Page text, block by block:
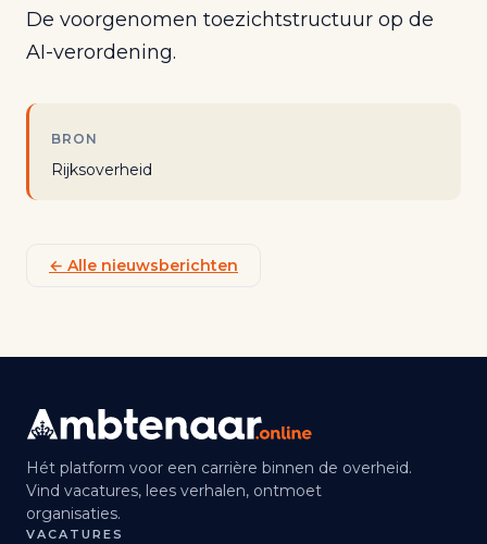
De voorgenomen toezichtstructuur op de
AI-verordening.
BRON
Rijksoverheid
← Alle nieuwsberichten
Hét platform voor een carrière binnen de overheid.
Vind vacatures, lees verhalen, ontmoet
organisaties.
VACATURES